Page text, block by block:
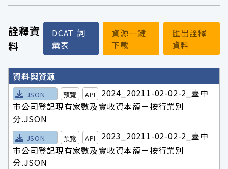
詮釋資
料
DCAT 詞
彙表
資源一鍵
下載
匯出詮釋
資料
詮釋資料詳細內容
資料與資源
JSON 預覽 API
2024_20211-02-02-2_臺中
市公司登記現有家數及實收資本額－按行業別
分.JSON
JSON 預覽 API
2023_20211-02-02-2_臺中
市公司登記現有家數及實收資本額－按行業別
分.JSON